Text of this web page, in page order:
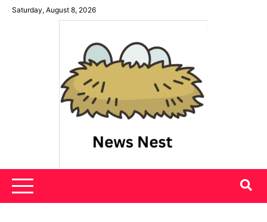
SkipSaturday, August 8, 2026
News Nest